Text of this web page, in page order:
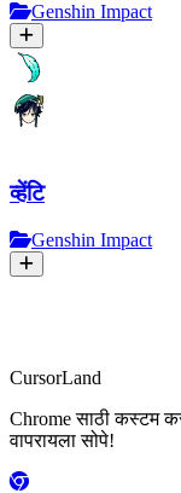
Genshin Impact
व्हेंटि
Genshin Impact
CursorLand
Chrome साठी कस्टम
वापरायला सोपे!